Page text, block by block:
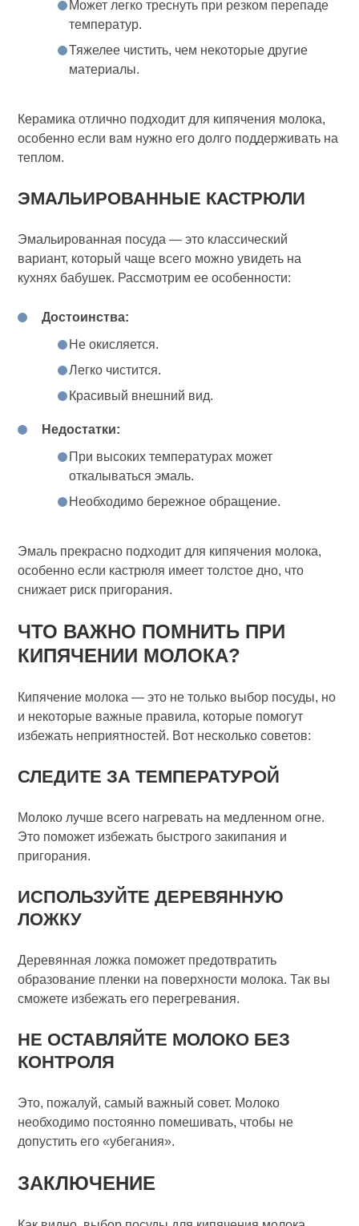
Может легко треснуть при резком перепаде
температур.
Тяжелее чистить, чем некоторые другие
материалы.
Керамика отлично подходит для кипячения молока,
особенно если вам нужно его долго поддерживать на
теплом.
ЭМАЛЬИРОВАННЫЕ КАСТРЮЛИ
Эмальированная посуда — это классический
вариант, который чаще всего можно увидеть на
кухнях бабушек. Рассмотрим ее особенности:
Достоинства:
Не окисляется.
Легко чистится.
Красивый внешний вид.
Недостатки:
При высоких температурах может
откалываться эмаль.
Необходимо бережное обращение.
Эмаль прекрасно подходит для кипячения молока,
особенно если кастрюля имеет толстое дно, что
снижает риск пригорания.
ЧТО ВАЖНО ПОМНИТЬ ПРИ
КИПЯЧЕНИИ МОЛОКА?
Кипячение молока — это не только выбор посуды, но
и некоторые важные правила, которые помогут
избежать неприятностей. Вот несколько советов:
СЛЕДИТЕ ЗА ТЕМПЕРАТУРОЙ
Молоко лучше всего нагревать на медленном огне.
Это поможет избежать быстрого закипания и
пригорания.
ИСПОЛЬЗУЙТЕ ДЕРЕВЯННУЮ
ЛОЖКУ
Деревянная ложка поможет предотвратить
образование пленки на поверхности молока. Так вы
сможете избежать его перегревания.
НЕ ОСТАВЛЯЙТЕ МОЛОКО БЕЗ
КОНТРОЛЯ
Это, пожалуй, самый важный совет. Молоко
необходимо постоянно помешивать, чтобы не
допустить его «убегания».
ЗАКЛЮЧЕНИЕ